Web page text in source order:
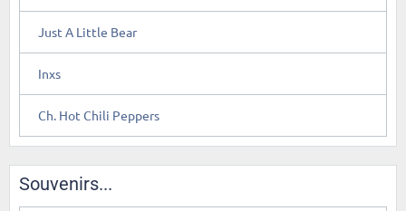
Just A Little Bear
Inxs
Ch. Hot Chili Peppers
Souvenirs...